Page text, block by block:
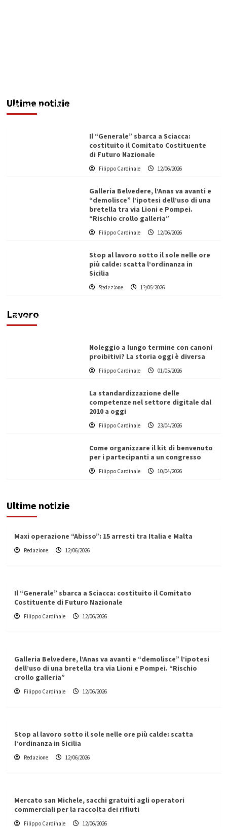
Ultime notizie
Redazione 12/06/2026
Il “Generale” sbarca a Sciacca:
costituito il Comitato Costituente
di Futuro Nazionale
Filippo Cardinale 12/06/2026
Galleria Belvedere, l’Anas va avanti e
“demolisce” l’ipotesi dell’uso di una
bretella tra via Lioni e Pompei.
“Rischio crollo galleria”
Filippo Cardinale 12/06/2026
Stop al lavoro sotto il sole nelle ore
più calde: scatta l’ordinanza in
Sicilia
Redazione 12/06/2026
Lavoro
Vino in Italia: il giro d’affari contribuisce
Filippo Cardinale
Noleggio a lungo termine con canoni
proibitivi? La storia oggi è diversa
Filippo Cardinale 01/05/2026
La standardizzazione delle
competenze nel settore digitale dal
2010 a oggi
Filippo Cardinale 23/04/2026
Come organizzare il kit di benvenuto
per i partecipanti a un congresso
Filippo Cardinale 10/04/2026
Ultime notizie
Maxi operazione “Abisso”: 15 arresti tra Italia e Malta
Redazione 12/06/2026
Il “Generale” sbarca a Sciacca: costituito il Comitato
Costituente di Futuro Nazionale
Filippo Cardinale 12/06/2026
Galleria Belvedere, l’Anas va avanti e “demolisce” l’ipotesi
dell’uso di una bretella tra via Lioni e Pompei. “Rischio
crollo galleria”
Filippo Cardinale 12/06/2026
Stop al lavoro sotto il sole nelle ore più calde: scatta
l’ordinanza in Sicilia
Redazione 12/06/2026
Mercato san Michele, sacchi gratuiti agli operatori
commerciali per la raccolta dei rifiuti
Filippo Cardinale 12/06/2026